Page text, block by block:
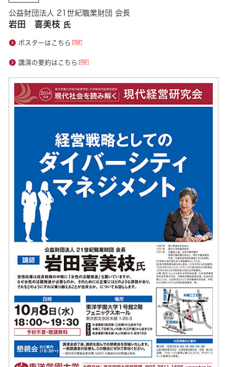
公益財団法人 21世紀職業財団 会長
岩田 喜美枝 氏
ポスターはこちら
講演の要約はこちら